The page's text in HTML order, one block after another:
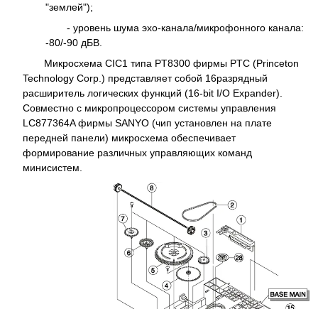
"землей");
- уровень шума эхо-канала/микрофонного канала:
-80/-90 дБВ.
Микросхема CIC1 типа PT8300 фирмы PTC (Princeton
Technology Corp.) представляет собой 16разрядный
расширитель логических функций (16-bit I/O Expander).
Совместно с микропроцессором системы управления
LC877364A фирмы SANYO (чип установлен на плате
передней панели) микросхема обеспечивает
формирование различных управляющих команд
минисистем.